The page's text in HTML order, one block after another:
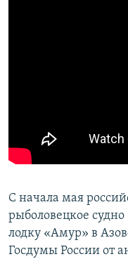
С начала мая
рыболовецкое
лодку «Амур» в
Госдумы России от